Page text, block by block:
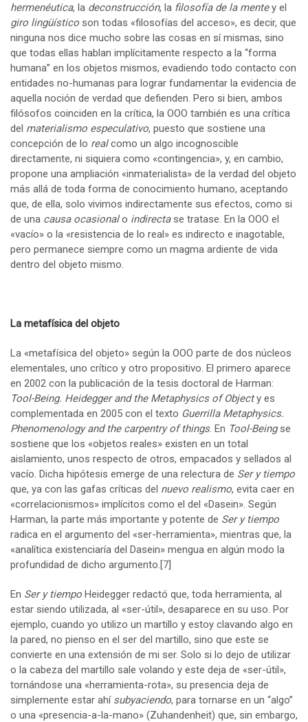
hermenéutica, la deconstrucción, la filosofía de la mentey el
giro lingüístico son todas «filosofías del acceso», es decir, que
ninguna nos dice mucho sobre las cosas en sí mismas, sino
que todas ellas hablan implícitamente respecto a la “forma
humana” en los objetos mismos, evadiendo todo contacto con
entidades no-humanas para lograr fundamentar la evidencia de
aquella noción de verdad que defienden. Pero si bien, ambos
filósofos coinciden en la crítica, la OOO también es una crítica
del materialismo especulativo, puesto que sostiene una
concepción de lo realcomo un algo incognoscible
directamente, ni siquiera como «contingencia», y, en cambio,
propone una ampliación «inmaterialista» de la verdad del objeto
más allá de toda forma de conocimiento humano, aceptando
que, de ella, solo vivimos indirectamente sus efectos, como si
de una causa ocasionalo indirectase tratase. En la OOO el
«vacío» o la «resistencia de lo real» es indirecto e inagotable,
pero permanece siempre como un magma ardiente de vida
dentro del objeto mismo.
La metafísica del objeto
La «metafísica del objeto» según la OOO parte de dos núcleos
elementales, uno crítico y otro propositivo. El primero aparece
en 2002 con la publicación de la tesis doctoral de Harman:
Tool-Being. Heidegger and the Metaphysics of Objecty es
complementada en 2005 con el texto Guerrilla Metaphysics.
Phenomenology and the carpentry of things. En Tool-Beingse
sostiene que los «objetos reales» existen en un total
aislamiento, unos respecto de otros, empacados y sellados al
vacío. Dicha hipótesis emerge de una relectura de Ser y tiempo
que, ya con las gafas críticas del nuevo realismo, evita caer en
«correlacionismos» implícitos como el del «Dasein». Según
Harman, la parte más importante y potente de Ser y tiempo
radica en el argumento del «ser-herramienta», mientras que, la
«analítica existenciaría del Dasein» mengua en algún modo la
profundidad de dicho argumento.[7]
En Ser y tiempo Heidegger redactó que, toda herramienta, al
estar siendo utilizada, al «ser-útil», desaparece en su uso. Por
ejemplo, cuando yo utilizo un martillo y estoy clavando algo en
la pared, no pienso en el ser del martillo, sino que este se
convierte en una extensión de mi ser. Solo si lo dejo de utilizar
o la cabeza del martillo sale volando y este deja de «ser-útil»,
tornándose una «herramienta-rota», su presencia deja de
simplemente estar ahí subyaciendo, para tornarse en un “algo”
o una «presencia-a-la-mano» (Zuhandenheit) que, sin embargo,